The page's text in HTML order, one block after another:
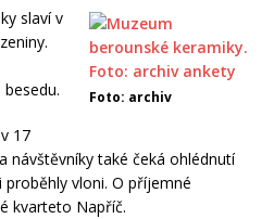
Foto: archiv
slaví v
17
návštěvníky také čeká ohlédnutí
vloni. O příjemné
kvarteto Napříč.